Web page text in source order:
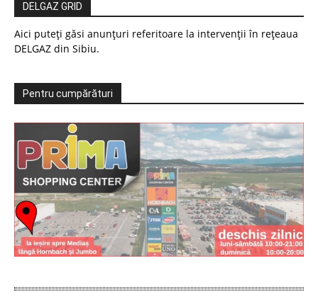
DELGAZ GRID
Aici puteți găsi anunțuri referitoare la intervenții în rețeaua
DELGAZ din Sibiu.
Pentru cumpărături